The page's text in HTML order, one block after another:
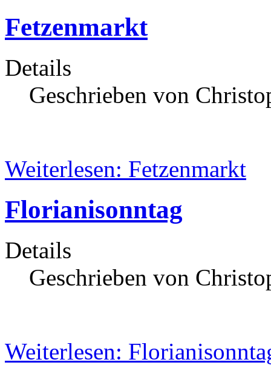
Fetzenmarkt
Details
Geschrieben von
Weiterlesen: Fetzenmarkt
Florianisonntag
Details
Geschrieben von
Weiterlesen: